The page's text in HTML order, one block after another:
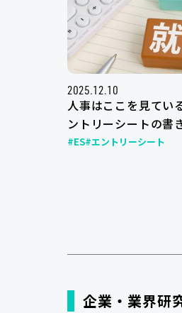
2025.12.10
人事はここを見てい
ントリーシートの書
#ES#エントリーシート
企業・業界研